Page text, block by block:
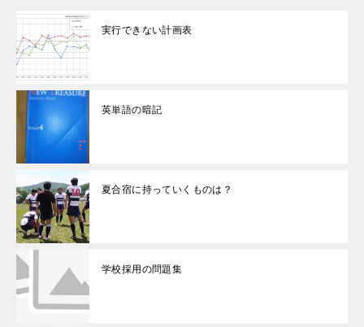
実行できない計画表
英単語の暗記
夏合宿に持っていくものは？
学校採用の問題集